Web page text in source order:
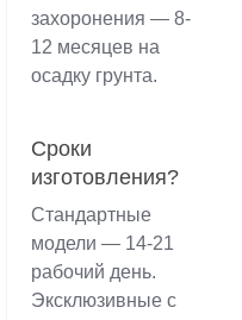
захоронения — 8-
12 месяцев на
осадку грунта.
Сроки
изготовления?
Стандартные
модели — 14-21
рабочий день.
Эксклюзивные с